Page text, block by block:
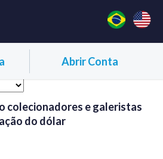
Abrir Conta
colecionadores e galeristas
do dólar